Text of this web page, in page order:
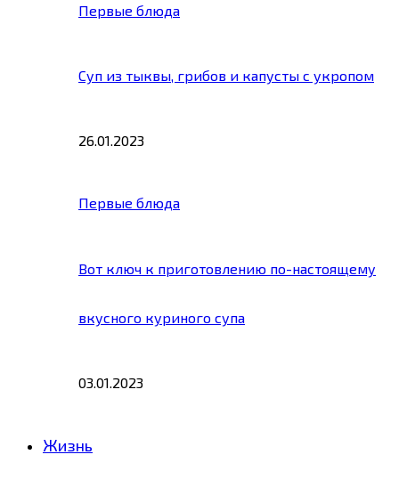
Первые блюда
Суп из тыквы, грибов и капусты с укропом
26.01.2023
Первые блюда
Вот ключ к приготовлению по-настоящему
вкусного куриного супа
03.01.2023
Жизнь